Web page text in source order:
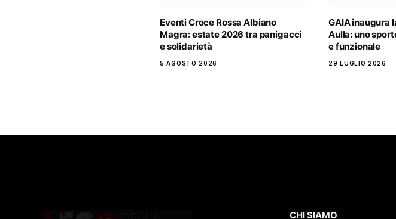
Eventi Croce Rossa Albiano
Magra: estate 2026 tra panigacci
e solidarietà
5 AGOSTO 2026
GAIA inaugura
Aulla: uno
e funzionale
29 LUGLIO 2026
CHI SIAMO